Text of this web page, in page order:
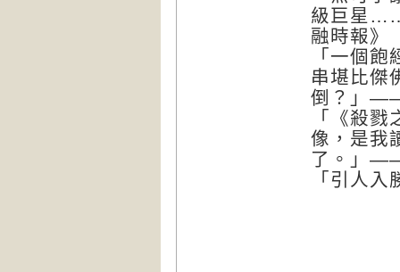
級巨星
融時報》
「一個
串堪比傑
倒？」
「《殺
像，是我
了。」
「引人